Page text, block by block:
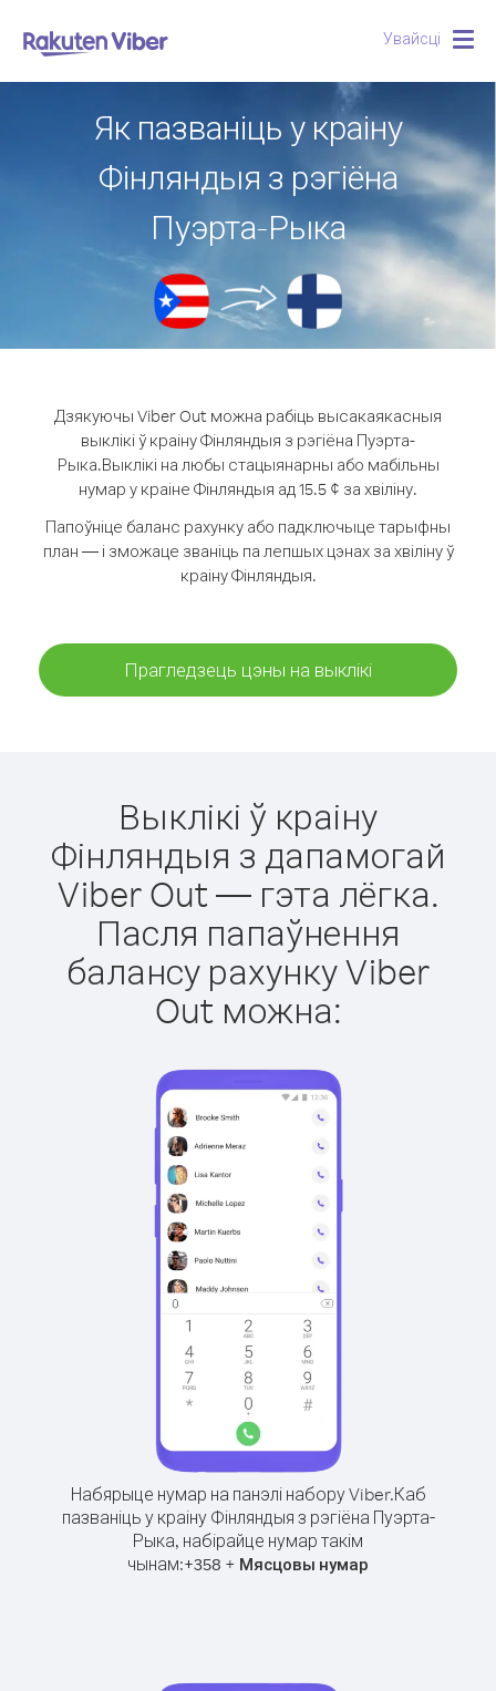
Увайсці
Як пазваніць у краіну
Фінляндыя з рэгіёна
Пуэрта-Рыка
Дзякуючы Viber Out можна рабіць высакаякасныя
выклікі ў краіну Фінляндыя з рэгіёна Пуэрта-
Рыка.Выклікі на любы стацыянарны або мабільны
нумар у краіне Фінляндыя ад 15.5 ¢ за хвіліну.
Папоўніце баланс рахунку або падключыце тарыфны
план — і зможаце званіць па лепшых цэнах за хвіліну ў
краіну Фінляндыя.
Прагледзець цэны на выклікі
Выклікі ў краіну
Фінляндыя з дапамогай
Viber Out — гэта лёгка.
Пасля папаўнення
балансу рахунку Viber
Out можна:
Набярыце нумар на панэлі набору Viber.Каб
пазваніць у краіну Фінляндыя з рэгіёна Пуэрта-
Рыка, набірайце нумар такім
чынам:+358 + Мясцовы нумар